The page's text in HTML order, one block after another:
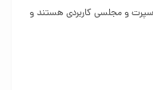
و مجلسی کاربردی هستند و